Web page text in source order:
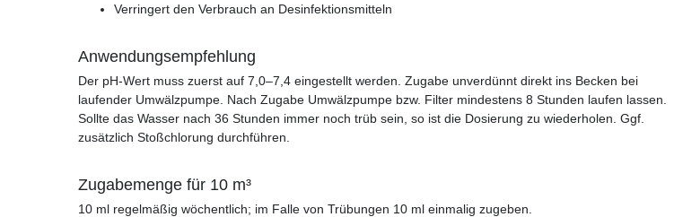
Verringert den Verbrauch an Desinfektionsmitteln
Anwendungsempfehlung
Der pH-Wert muss zuerst auf 7,0–7,4 eingestellt werden. Zugabe unverdünnt direkt ins Becken bei
laufender Umwälzpumpe. Nach Zugabe Umwälzpumpe bzw. Filter mindestens 8 Stunden laufen lassen.
Sollte das Wasser nach 36 Stunden immer noch trüb sein, so ist die Dosierung zu wiederholen. Ggf.
zusätzlich Stoßchlorung durchführen.
Zugabemenge für 10 m³
10 ml regelmäßig wöchentlich; im Falle von Trübungen 10 ml einmalig zugeben.